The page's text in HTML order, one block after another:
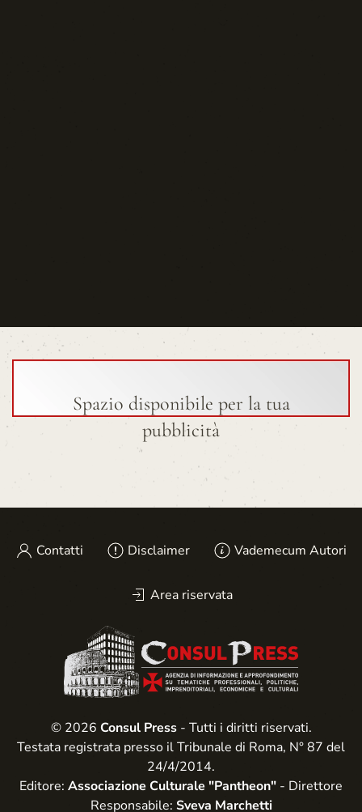
Spazio disponibile per la tua
pubblicità
Contatti Disclaimer Vademecum Autori
Area riservata
© 2026 Consul Press- Tutti i diritti riservati.
Testata registrata presso il Tribunale di Roma, N° 87 del
24/4/2014.
Editore: Associazione Culturale "Pantheon" - Direttore
Responsabile: Sveva Marchetti